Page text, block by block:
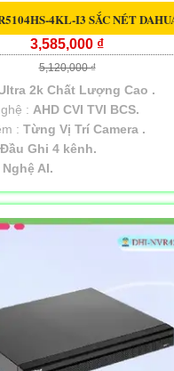
4KL-I3 SẮC NÉT
3,585,000 ₫
5,120,000 ₫
2k Chất Lượng Cao .
: AHD CVI TVI BCS.
: Từng Vị Trí Camera .
Đầu Ghi 4 kênh.
AI.